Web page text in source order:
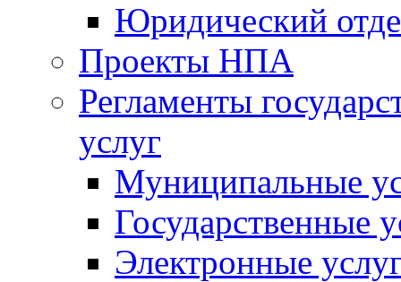
Юридический
Проекты НПА
Регламенты
услуг
Муниципальные
Государственные
Электронные